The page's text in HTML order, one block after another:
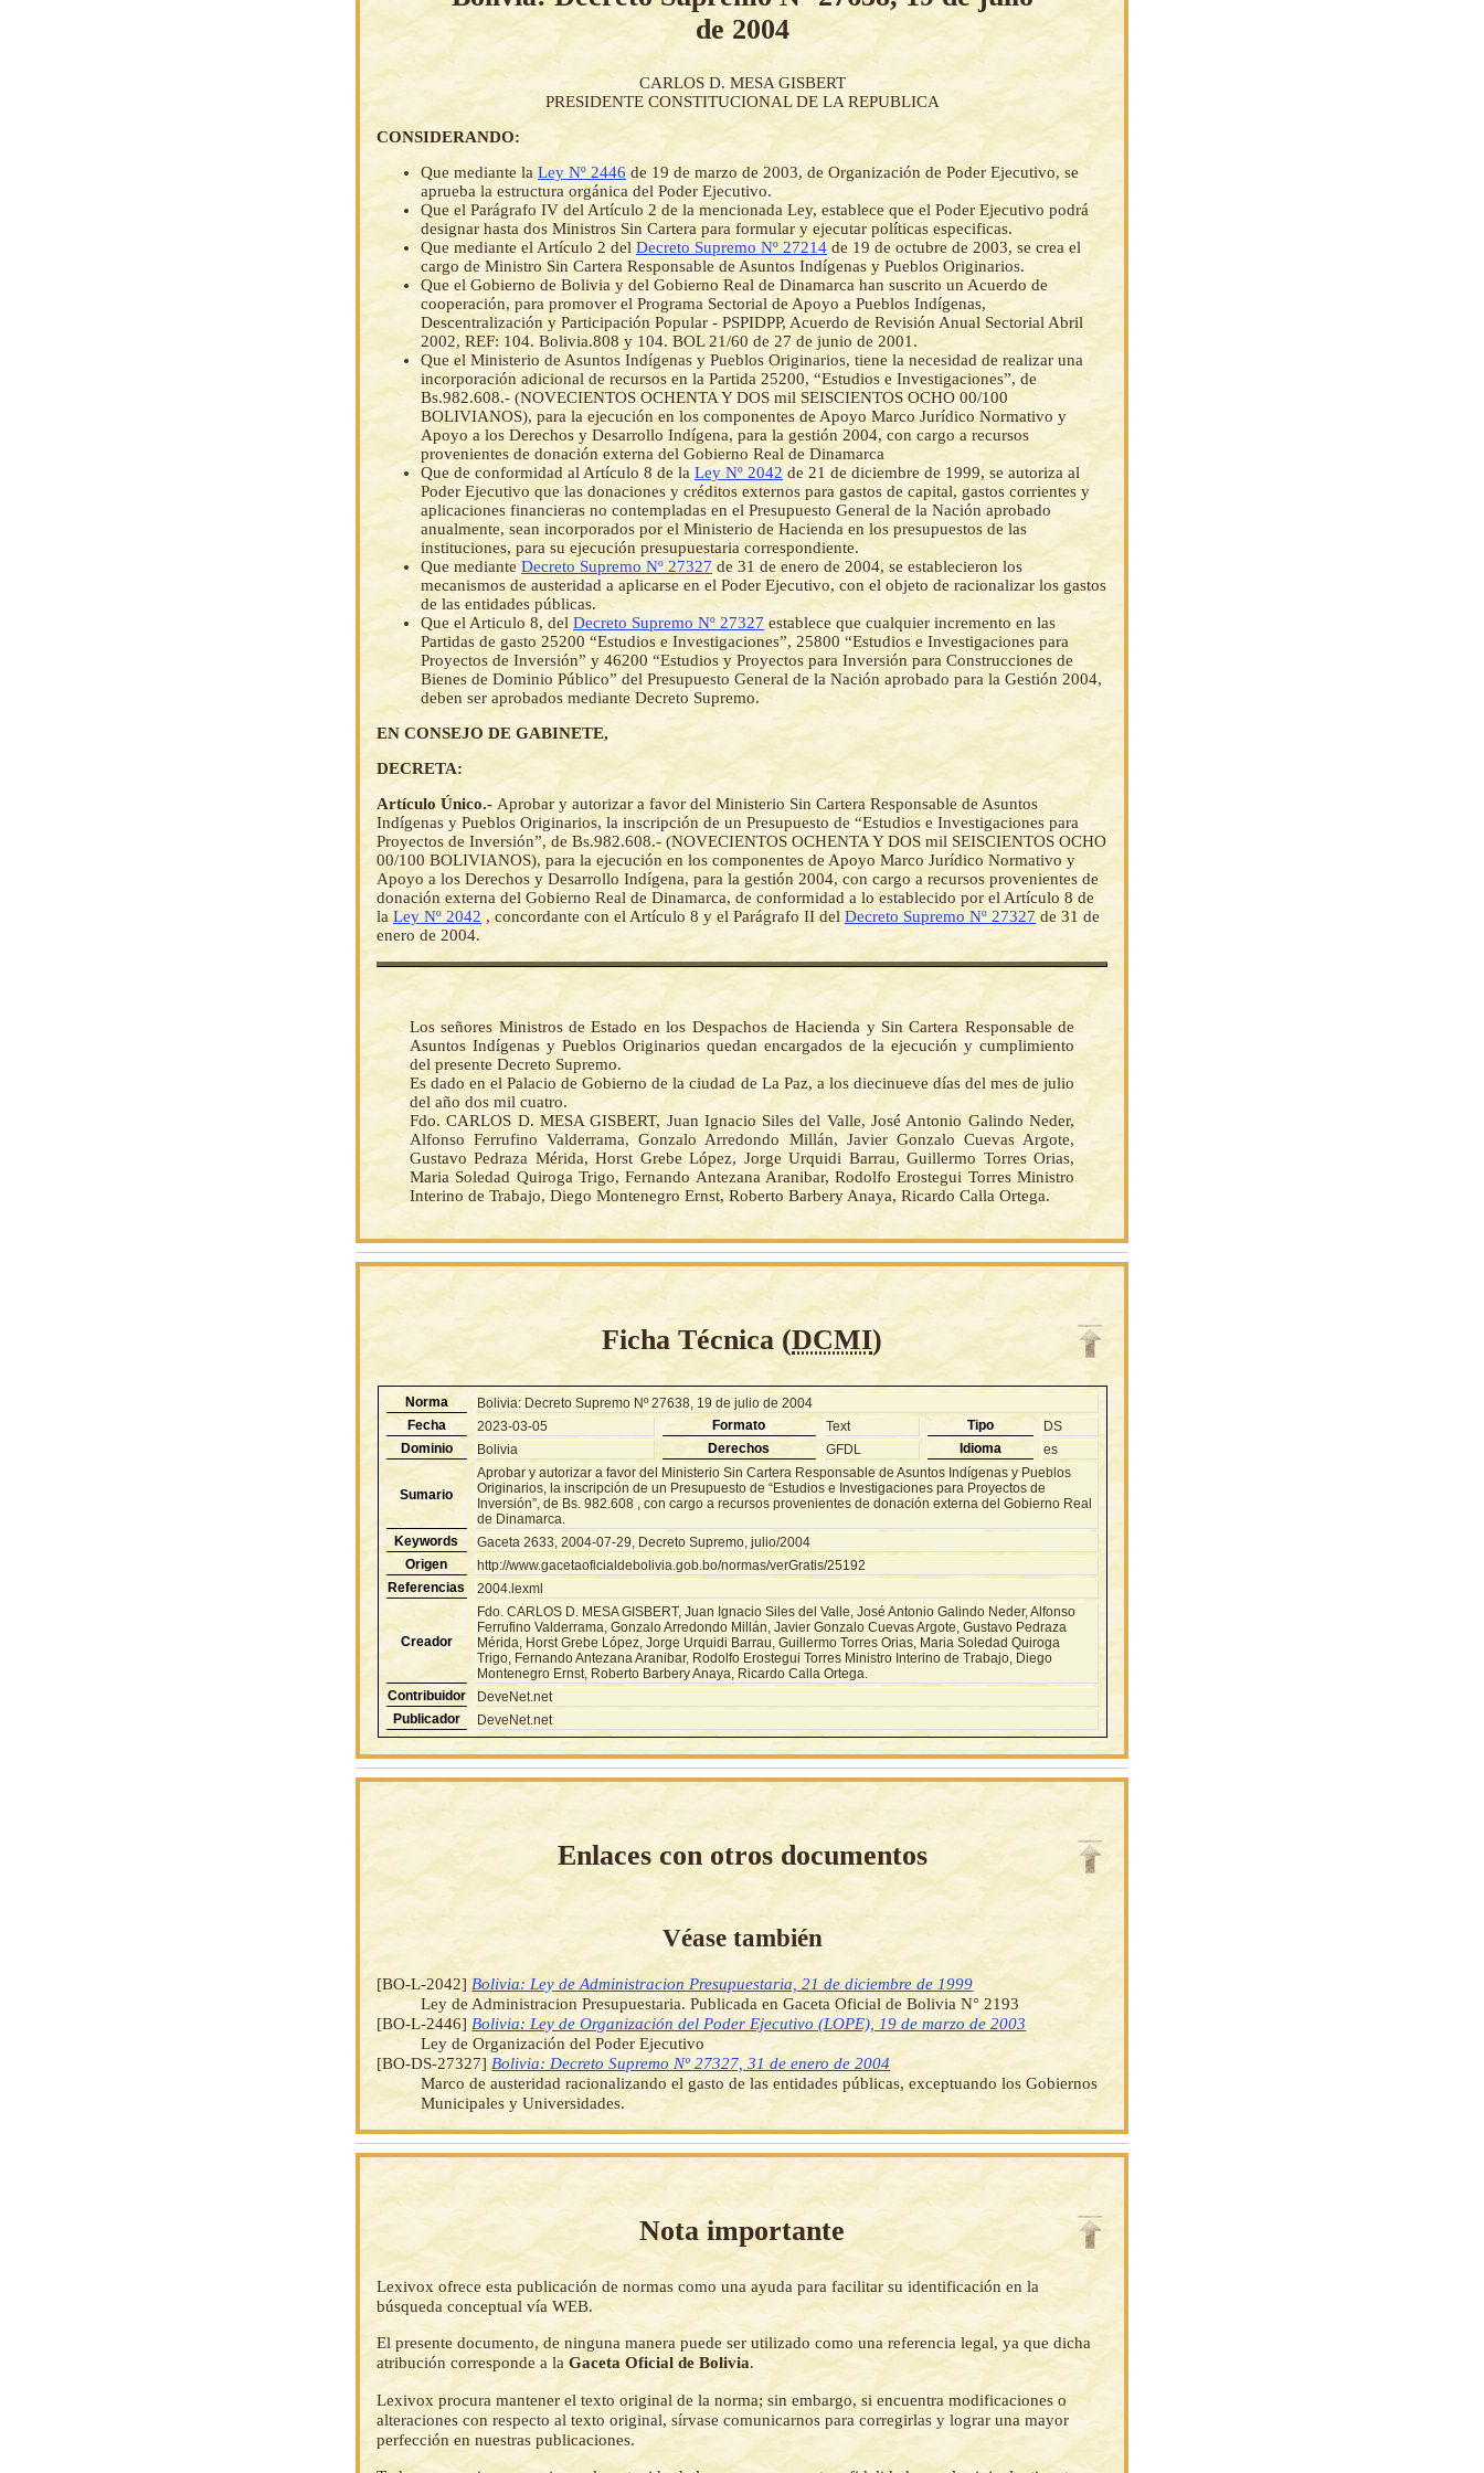
de 2004
CARLOS D. MESA GISBERT
PRESIDENTE CONSTITUCIONAL DE LA REPUBLICA
CONSIDERANDO:
Que mediante la Ley Nº 2446 de 19 de marzo de 2003, de Organización de Poder Ejecutivo, se
aprueba la estructura orgánica del Poder Ejecutivo.
Que el Parágrafo IV del Artículo 2 de la mencionada Ley, establece que el Poder Ejecutivo podrá
designar hasta dos Ministros Sin Cartera para formular y ejecutar políticas especificas.
Que mediante el Artículo 2 del Decreto Supremo Nº 27214 de 19 de octubre de 2003, se crea el
cargo de Ministro Sin Cartera Responsable de Asuntos Indígenas y Pueblos Originarios.
Que el Gobierno de Bolivia y del Gobierno Real de Dinamarca han suscrito un Acuerdo de
cooperación, para promover el Programa Sectorial de Apoyo a Pueblos Indígenas,
Descentralización y Participación Popular - PSPIDPP, Acuerdo de Revisión Anual Sectorial Abril
2002, REF: 104. Bolivia.808 y 104. BOL 21/60 de 27 de junio de 2001.
Que el Ministerio de Asuntos Indígenas y Pueblos Originarios, tiene la necesidad de realizar una
incorporación adicional de recursos en la Partida 25200, “Estudios e Investigaciones”, de
Bs.982.608.- (NOVECIENTOS OCHENTA Y DOS mil SEISCIENTOS OCHO 00/100
BOLIVIANOS), para la ejecución en los componentes de Apoyo Marco Jurídico Normativo y
Apoyo a los Derechos y Desarrollo Indígena, para la gestión 2004, con cargo a recursos
provenientes de donación externa del Gobierno Real de Dinamarca
Que de conformidad al Artículo 8 de la Ley Nº 2042 de 21 de diciembre de 1999, se autoriza al
Poder Ejecutivo que las donaciones y créditos externos para gastos de capital, gastos corrientes y
aplicaciones financieras no contempladas en el Presupuesto General de la Nación aprobado
anualmente, sean incorporados por el Ministerio de Hacienda en los presupuestos de las
instituciones, para su ejecución presupuestaria correspondiente.
Que medianteDecreto Supremo Nº 27327 de 31 de enero de 2004, se establecieron los
mecanismos de austeridad a aplicarse en el Poder Ejecutivo, con el objeto de racionalizar los gastos
de las entidades públicas.
Que el Articulo 8, del Decreto Supremo Nº 27327 establece que cualquier incremento en las
Partidas de gasto 25200 “Estudios e Investigaciones”, 25800 “Estudios e Investigaciones para
Proyectos de Inversión” y 46200 “Estudios y Proyectos para Inversión para Construcciones de
Bienes de Dominio Público” del Presupuesto General de la Nación aprobado para la Gestión 2004,
deben ser aprobados mediante Decreto Supremo.
EN CONSEJO DE GABINETE,
DECRETA:
Artículo Único.- Aprobar y autorizar a favor del Ministerio Sin Cartera Responsable de Asuntos
Indígenas y Pueblos Originarios, la inscripción de un Presupuesto de “Estudios e Investigaciones para
Proyectos de Inversión”, de Bs.982.608.- (NOVECIENTOS OCHENTA Y DOS mil SEISCIENTOS OCHO
00/100 BOLIVIANOS), para la ejecución en los componentes de Apoyo Marco Jurídico Normativo y
Apoyo a los Derechos y Desarrollo Indígena, para la gestión 2004, con cargo a recursos provenientes de
donación externa del Gobierno Real de Dinamarca, de conformidad a lo establecido por el Artículo 8 de
la Ley Nº 2042 , concordante con el Artículo 8 y el Parágrafo II del Decreto Supremo Nº 27327 de 31 de
enero de 2004.
Los señores Ministros de Estado en los Despachos de Hacienda y Sin Cartera Responsable de
Asuntos Indígenas y Pueblos Originarios quedan encargados de la ejecución y cumplimiento
del presente Decreto Supremo.
Es dado en el Palacio de Gobierno de la ciudad de La Paz, a los diecinueve días del mes de julio
del año dos mil cuatro.
Fdo. CARLOS D. MESA GISBERT, Juan Ignacio Siles del Valle, José Antonio Galindo Neder,
Alfonso Ferrufino Valderrama, Gonzalo Arredondo Millán, Javier Gonzalo Cuevas Argote,
Gustavo Pedraza Mérida, Horst Grebe López, Jorge Urquidi Barrau, Guillermo Torres Orias,
Maria Soledad Quiroga Trigo, Fernando Antezana Aranibar, Rodolfo Erostegui Torres Ministro
Interino de Trabajo, Diego Montenegro Ernst, Roberto Barbery Anaya, Ricardo Calla Ortega.
Ficha Técnica (DCMI)
Norma
Bolivia: Decreto Supremo Nº 27638, 19 de julio de 2004
Fecha
2023-03-05 Formato Text Tipo
DS
Dominio
Bolivia Derechos GFDL Idioma es
Sumario
Aprobar y autorizar a favor del Ministerio Sin Cartera Responsable de Asuntos Indígenas y Pueblos
Originarios, la inscripción de un Presupuesto de “Estudios e Investigaciones para Proyectos de
Inversión”, de Bs. 982.608 , con cargo a recursos provenientes de donación externa del Gobierno Real
de Dinamarca.
Keywords
Gaceta 2633, 2004-07-29, Decreto Supremo, julio/2004
Origen
http://www.gacetaoficialdebolivia.gob.bo/normas/verGratis/25192
Referencias
2004.lexml
Creador
Fdo. CARLOS D. MESA GISBERT, Juan Ignacio Siles del Valle, José Antonio Galindo Neder, Alfonso
Ferrufino Valderrama, Gonzalo Arredondo Millán, Javier Gonzalo Cuevas Argote, Gustavo Pedraza
Mérida, Horst Grebe López, Jorge Urquidi Barrau, Guillermo Torres Orias, Maria Soledad Quiroga
Trigo, Fernando Antezana Aranibar, Rodolfo Erostegui Torres Ministro Interino de Trabajo, Diego
Montenegro Ernst, Roberto Barbery Anaya, Ricardo Calla Ortega.
Contribuidor
DeveNet.net
Publicador
DeveNet.net
Enlaces con otros documentos
Véase también
[BO-L-2042] Bolivia: Ley de Administracion Presupuestaria, 21 de diciembre de 1999
Ley de Administracion Presupuestaria. Publicada en Gaceta Oficial de Bolivia N° 2193
[BO-L-2446] Bolivia: Ley de Organización del Poder Ejecutivo (LOPE), 19 de marzo de 2003
Ley de Organización del Poder Ejecutivo
[BO-DS-27327]Bolivia: Decreto Supremo Nº 27327, 31 de enero de 2004
Marco de austeridad racionalizando el gasto de las entidades públicas, exceptuando los Gobiernos
Municipales y Universidades.
Nota importante
Lexivox ofrece esta publicación de normas como una ayuda para facilitar su identificación en la
búsqueda conceptual vía WEB.
El presente documento, de ninguna manera puede ser utilizado como una referencia legal, ya que dicha
atribución corresponde a laGaceta Oficial de Bolivia.
Lexivox procura mantener el texto original de la norma; sin embargo, si encuentra modificaciones o
alteraciones con respecto al texto original, sírvase comunicarnos para corregirlas y lograr una mayor
perfección en nuestras publicaciones.